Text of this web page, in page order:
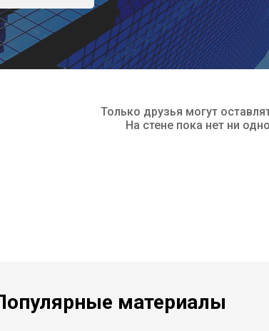
Только друзья могут
На стене пока нет ни
материалы